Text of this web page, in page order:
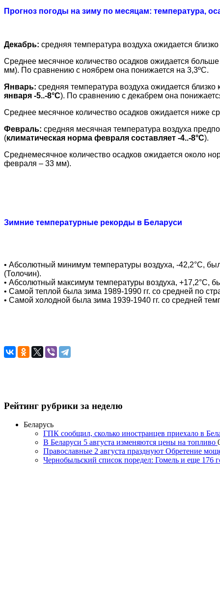
Прогноз погоды на зиму по месяцам: температура,
Декабрь: средняя температура воздуха ожидается
Среднее месячное количество осадков ожидается
мм). По сравнению с ноябрем она понижается на 3,3ºС.
Январь: средняя температура воздуха ожидается
января -5..-8°С). По сравнению с декабрем она
Среднее месячное количество осадков ожидается ниже
Февраль: средняя месячная температура воздуха
(климатическая норма февраля составляет -4..-8°С).
Среднемесячное количество осадков ожидается около
февраля – 33 мм).
Зимние температурные рекорды в Беларуси
• Абсолютный минимум температуры воздуха, -42,2°C,
(Толочин).
• Абсолютный максимум температуры воздуха, +17,2°C,
• Самой теплой была зима 1989-1990 гг. со средней по
• Самой холодной была зима 1939-1940 гг. со средней
Рейтинг рубрики за неделю
Беларусь
ГПК сообщил, сколько иностранцев приехало в
В Беларуси 5 августа изменяются цены на топливо
Православные 2 августа празднуют Обретение
Чернобыльский список поредел: Гомель и еще 176